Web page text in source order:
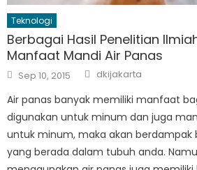
Teknologi
Berbagai Hasil Penelitian
Manfaat Mandi Air Panas
Posted
on
Sep 10, 2015 Author
dkijakarta
Air panas banyak memiliki manfaat
digunakan untuk minum dan juga
untuk minum, maka akan berdampak
yang berada dalam tubuh anda.